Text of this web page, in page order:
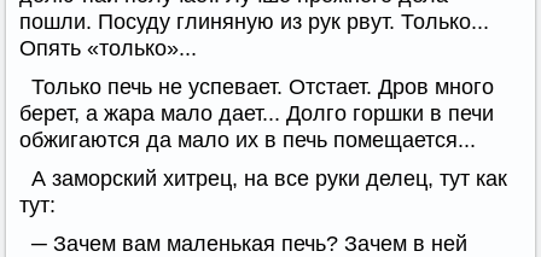
пошли. Посуду глиняную из рук рвут. Только...
Опять «только»...
Только печь не успевает. Отстает. Дров много
берет, а жара мало дает... Долго горшки в печи
обжигаются да мало их в печь помещается...
А заморский хитрец, на все руки делец, тут как
тут:
─ Зачем вам маленькая печь? Зачем в ней